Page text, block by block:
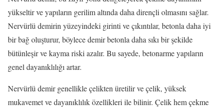
yükseltir ve yapıların gerilim altında daha dirençli olmasını sağlar.
Nervürlü demirin yüzeyindeki girinti ve çıkıntılar, betonla daha iyi
bir bağ oluşturur, böylece demir betonla daha sıkı bir şekilde
bütünleşir ve kayma riski azalır. Bu sayede, betonarme yapıların
genel dayanıklılığı artar.
Nervürlü demir genellikle çelikten üretilir ve çelik, yüksek
mukavemet ve dayanıklılık özellikleri ile bilinir. Çelik hem çekme